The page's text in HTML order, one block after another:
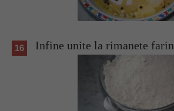
Infine unite la rimanete